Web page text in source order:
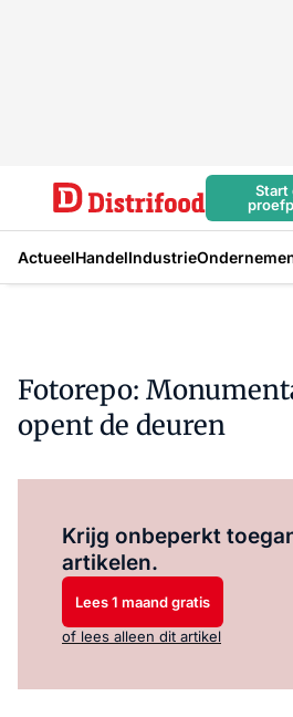
Start
ActueelHandelIndustrie
Fotorepo:
opent de deuren
Krijg onbeperkt
artikelen.
Lees 1 maand gratis
of lees alleen dit artikel